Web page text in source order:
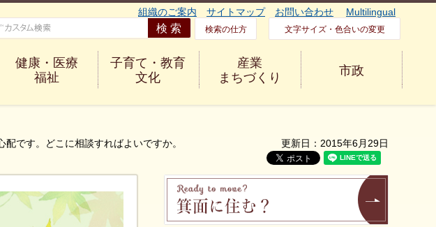
組織のご案内 サイトマップ お問い合わせ Multilingual
検索の仕方 文字サイズ・色合いの変更
健康・医療
福祉
子育て・教育
文化
産業
まちづくり
市政
です。どこに相談すればよいですか。 更新日：2015年6月29日